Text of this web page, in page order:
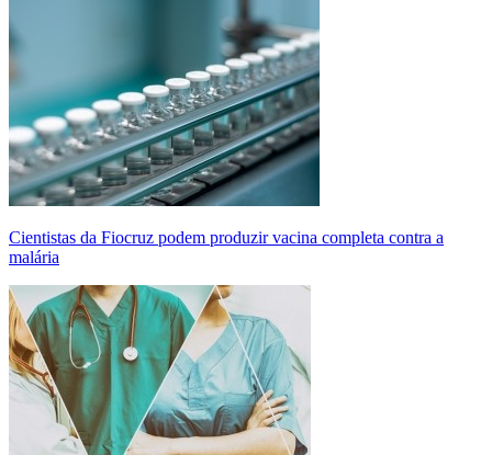
Cientistas da Fiocruz podem produzir vacina completa contra a
malária